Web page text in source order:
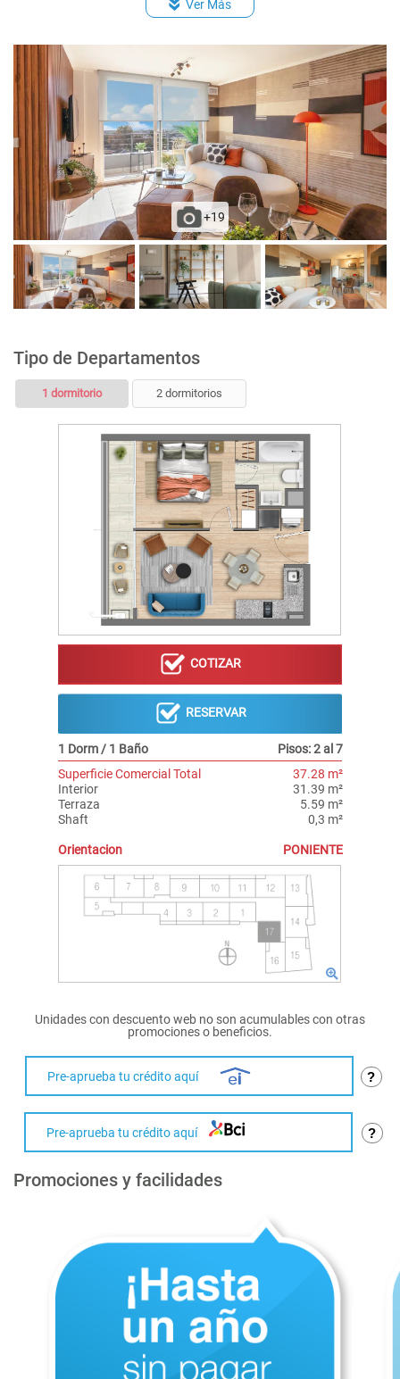
Espacio y conexión para lavadora en todos los
Calefont individual en deptos. del 2° al 7° piso, y
termo en deptos. del primer piso
Ver Más
+19
Tipo de Departamentos
1 dormitorio 2 dormitorios
COTIZAR
RESERVAR
1 Dorm / 1 Baño
Pisos: 2 al 7
Superficie Comercial Total
37.28 m²
Interior
31.39 m²
Terraza
5.59 m²
Shaft
0,3 m²
Orientacion PONIENTE
Unidades con descuento web no son acumulables con otras
promociones o beneficios.
Pre-aprueba tu crédito aquí ?
Pre-aprueba tu crédito aquí ?
Promociones y facilidades